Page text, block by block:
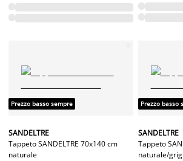
Prezzo basso sempre
SANDELTRE
Tappeto SANDELTRE 70x140 cm
naturale
Prezzo basso
SANDELTRE
Tappeto
naturale/